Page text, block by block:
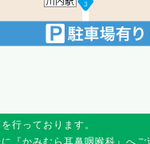
行っております。
『かみむら耳鼻咽喉科』へご